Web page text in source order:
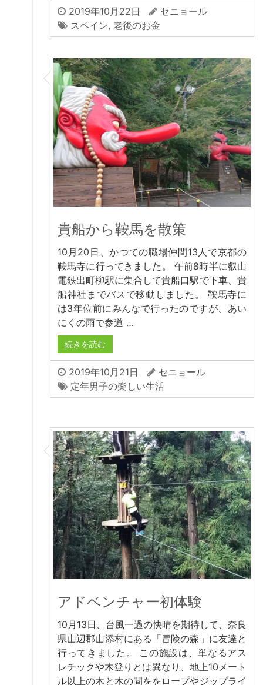
2019年10月22日
セニョール
スペイン, 老後のお金
貴船から鞍馬を散策
10月20日、かつての職場仲間13人で京都の
鞍馬寺に行ってきました。 午前8時半に叡山
電鉄出町柳駅に集合して貴船口駅で下車、貴
船神社までバスで移動しました。 鞍馬寺に
は3年位前にみんなで行ったのですが、あい
にくの雨で参道 …
続きを読む
2019年10月21日
セニョール
定年男子の楽しい生活
アドベンチャー初体験
10月13日、台風一過の快晴を期待して、奈良
県山辺郡山添村にある「冒険の森」に友達と
行ってきました。 この施設は、単なるアス
レチックや木登りとは異なり、地上10メート
ル以上の木と木の間ををロープやジップライ